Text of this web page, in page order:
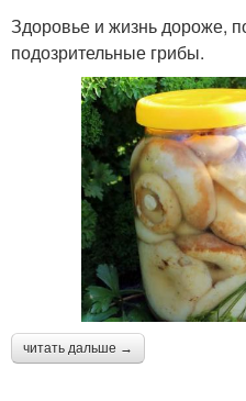
Здоровье и жизнь дороже,
подозрительные грибы.
читать дальше →